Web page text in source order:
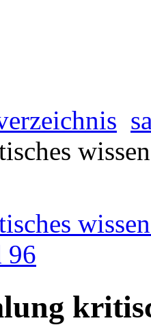
96